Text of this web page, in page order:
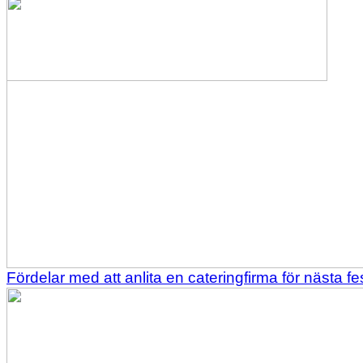
Fördelar med att anlita en cateringfirma för nästa